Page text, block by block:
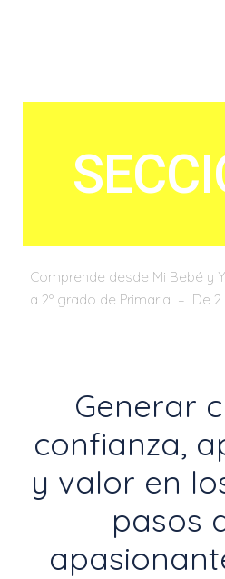
Comprende desde Mi Bebé y
a 2º grado de Primaria – De 2
Generar
confianza,
y valor en
pasos